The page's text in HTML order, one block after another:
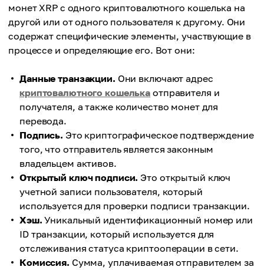
монет XRP с одного криптовалютного кошелька на
другой или от одного пользователя к другому. Они
содержат специфические элементы, участвующие в
процессе и определяющие его. Вот они:
Данные транзакции. Они включают адрес
криптовалютного кошелька отправителя и
получателя, а также количество монет для
перевода.
Подпись. Это криптографическое подтверждение
того, что отправитель является законным
владельцем активов.
Открытый ключ подписи. Это открытый ключ
учетной записи пользователя, который
используется для проверки подписи транзакции.
Хэш. Уникальный идентификационный номер или
ID транзакции, который используется для
отслеживания статуса криптооперации в сети.
Комиссия. Сумма, уплачиваемая отправителем за